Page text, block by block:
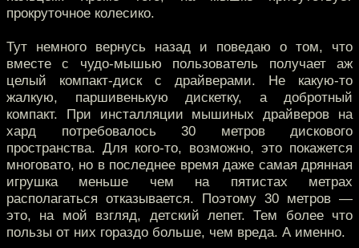
прокруточное колесико.
Тут немного вернусь назад и поведаю о том, что
вместе с чудо-мышью пользователь получает аж
целый компакт-диск с драйверами. Не какую-то
жалкую, паршивенькую дискетку, а добротный
компакт. При инсталляции мышиных драйверов на
хард потребовалось 30 метров дискового
пространства. Для кого-то, возможно, это покажется
многовато, но в последнее время даже самая дрянная
игрушка меньше чем на пятистах метрах
располагаться отказывается. Поэтому 30 метров —
это, на мой взгляд, детский лепет. Тем более что
пользы от них гораздо больше, чем вреда. А именно.